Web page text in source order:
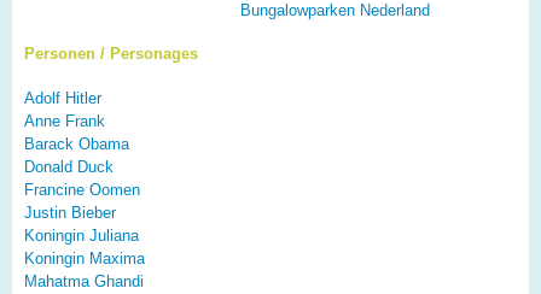
Bungalowparken Nederland
Personen / Personages
Adolf Hitler
Anne Frank
Barack Obama
Donald Duck
Francine Oomen
Justin Bieber
Koningin Juliana
Koningin Maxima
Mahatma Ghandi